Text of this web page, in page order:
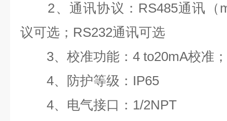
2、通讯协议：RS485通讯（
议可选；RS232通讯可选
3、校准功能：4 to20mA校准；
4、防护等级：IP65
4、电气接口：1/2NPT